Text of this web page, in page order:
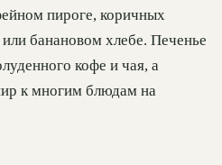
пироге, коричных
банановом хлебе. Печенье
кофе и чая, а
к многим блюдам на